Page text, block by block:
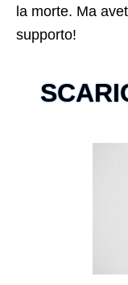
la morte. Ma
supporto!